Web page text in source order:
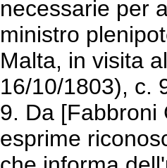
necessarie per
ministro
Malta, in visita
16/10/1803), c.
9. Da [Fabbroni
esprime